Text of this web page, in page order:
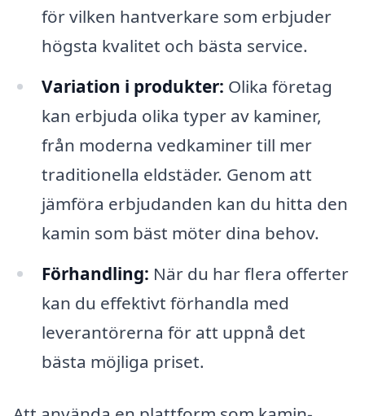
för vilken hantverkare som erbjuder
högsta kvalitet och bästa service.
Variation i produkter: Olika företag
kan erbjuda olika typer av kaminer,
från moderna vedkaminer till mer
traditionella eldstäder. Genom att
jämföra erbjudanden kan du hitta den
kamin som bäst möter dina behov.
Förhandling: När du har flera offerter
kan du effektivt förhandla med
leverantörerna för att uppnå det
bästa möjliga priset.